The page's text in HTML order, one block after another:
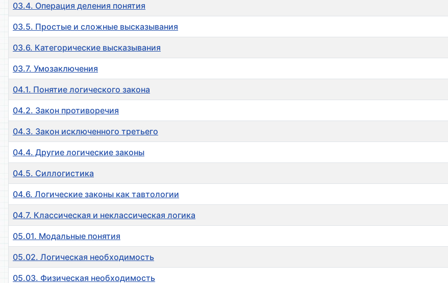
03.4. Операция деления понятия
03.5. Простые и сложные высказывания
03.6. Категорические высказывания
03.7. Умозаключения
04.1. Понятие логического закона
04.2. Закон противоречия
04.3. Закон исключенного третьего
04.4. Другие логические законы
04.5. Силлогистика
04.6. Логические законы как тавтологии
04.7. Классическая и неклассическая логика
05.01. Модальные понятия
05.02. Логическая необходимость
05.03. Физическая необходимость